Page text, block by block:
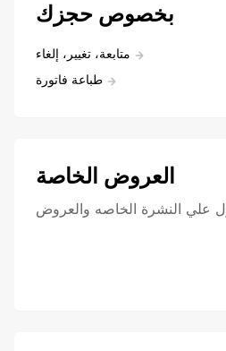
بخصوص حجزك
متابعة، تغيير، إلغاء
طباعة فاتورة
العروض الخاصة
علي النشرة الخاصه والعروض